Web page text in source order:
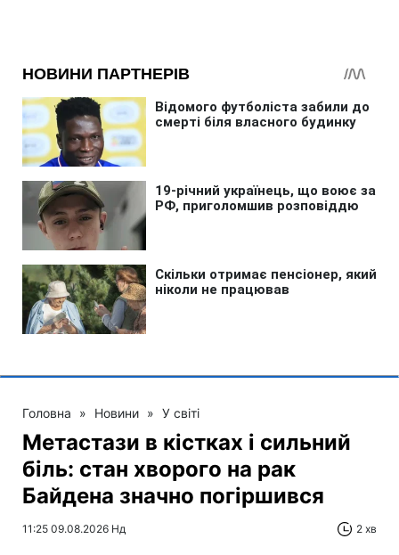
Головна » Новини » У світі
Метастази в кістках і сильний
біль: стан хворого на рак
Байдена значно погіршився
11:25 09.08.2026 Нд 2 хв